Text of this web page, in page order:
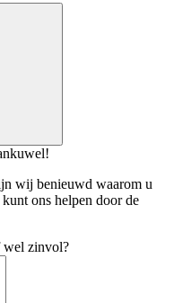
wij benieuwd waarom u
ons helpen door de
wel zinvol?